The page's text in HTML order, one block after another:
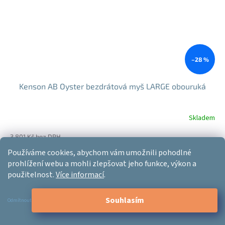
Používáme cookies, abychom vám umožnili pohodlné
prohlížení webu a mohli zlepšovat jeho funkce, výkon a
použitelnost.Více informací.
Odmítnout Souhlasím
–28 %
Kenson AB Oyster bezdrátová myš LARGE obouruká
Skladem
3 801 Kč bez DPH
4 599 Kč
Měrná
cena:
4 599 Kč / 1 ks
Do košíku
Nejnižší cena